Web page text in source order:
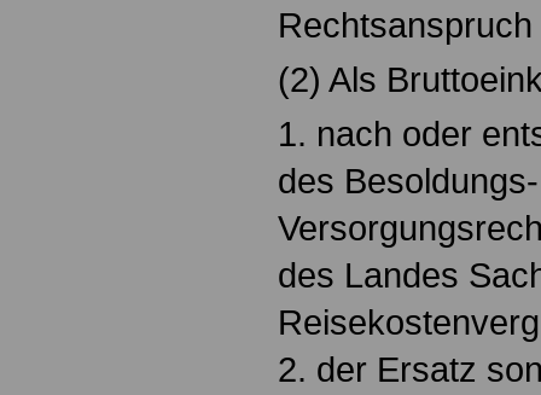
(2) Als
1. nach oder
des
des Landes
2. der Ersatz